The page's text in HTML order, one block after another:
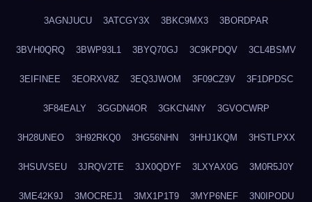
3AGNJUCU 3ATCGY3X 3BKC9MX3 3BORDPAR
3BVH0QRQ 3BWP93L1 3BYQ70GJ 3C9KPDQV 3CL4BSMV
3EIFINEE 3EORXV8Z 3EQ3JWOM 3F09CZ9V 3F1DPDSC
3F84EALY 3GGDN4OR 3GKCN4NY 3GVOCWRP
3H28UNEO 3H92RKQ0 3HG56NHN 3HHJ1KQM 3HSTLPXX
3HSUVSEU 3JRQV2TE 3JX0QDYF 3LXYAX0G 3M0R5J0Y
3ME42K9J 3MOCREJ1 3MX1P1T9 3MYP6NEF 3N0IPODU